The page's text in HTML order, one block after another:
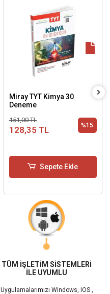
Miray TYT Kimya 30
Deneme
151,00 TL
128,35 TL %15
Sepete Ekle
TÜM İŞLETİM SİSTEMLERİ
İLE UYUMLU
Uygulamalarımızı Windows, IOS ,